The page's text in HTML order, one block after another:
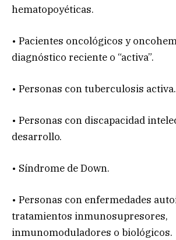
hematopoyéticas.
• Pacientes oncológicos y
diagnóstico reciente o “activa”.
• Personas con tuberculosis activa.
• Personas con discapacidad
desarrollo.
• Síndrome de Down.
• Personas con enfermedades
tratamientos inmunosupresores,
inmunomoduladores o biológicos.